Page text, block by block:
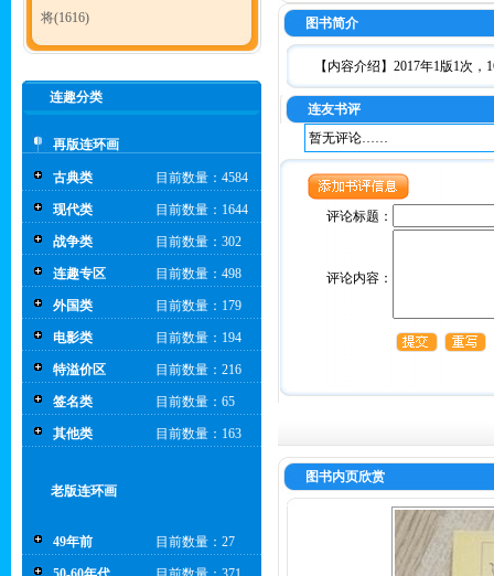
将(1616)
连趣分类
再版连环画
古典类 目前数量：4584
现代类 目前数量：1644
战争类 目前数量：302
连趣专区 目前数量：498
外国类 目前数量：179
电影类 目前数量：194
特溢价区 目前数量：216
签名类 目前数量：65
其他类 目前数量：163
老版连环画
49年前 目前数量：27
图书简介
【内容介绍】2017年1版1次，
连友书评
暂无评论……
评论标题：
评论内容：
图书内页欣赏